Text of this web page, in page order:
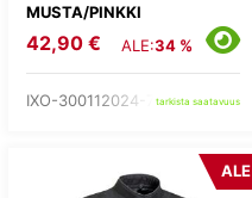
MUSTA/PINKKI
42,90 € ALE:34 %
IXO-300112024-73-tarkista saatavuus
ALE